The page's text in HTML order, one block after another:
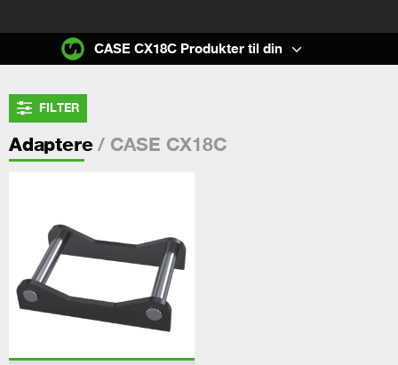
FILTER
Adaptere/ CASE CX18C
CASE CX18C Produkter til din